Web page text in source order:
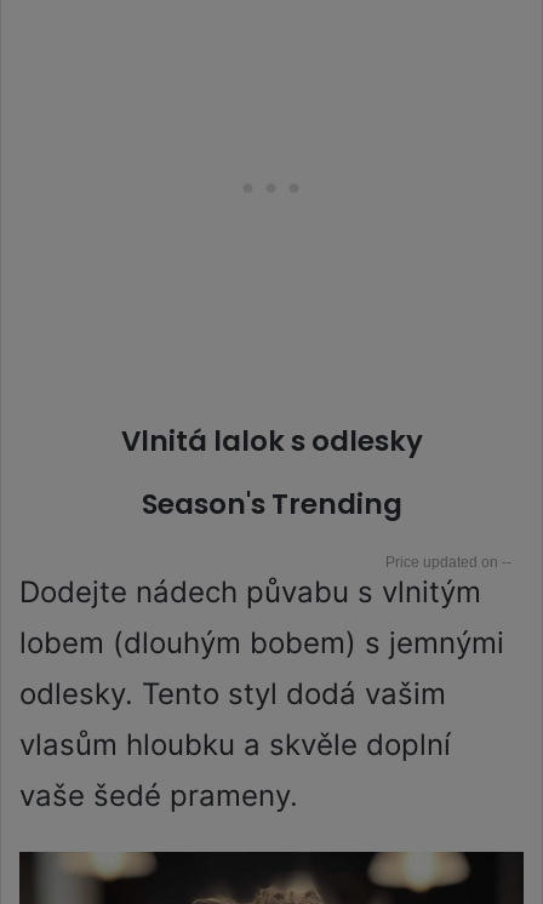
Vlnitá lalok s odlesky
Season's Trending
--
Dodejte nádech půvabu s vlnitým
lobem (dlouhým bobem) s jemnými
odlesky. Tento styl dodá vašim
vlasům hloubku a skvěle doplní
vaše šedé prameny.